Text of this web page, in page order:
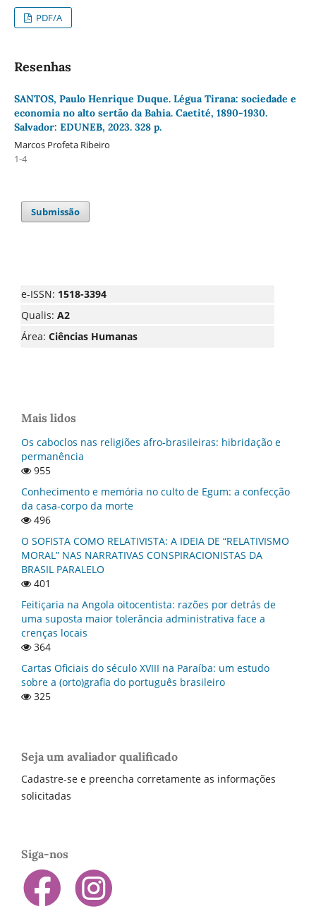
PDF/A
Resenhas
SANTOS, Paulo Henrique Duque. Légua Tirana: sociedade e
economia no alto sertão da Bahia. Caetité, 1890-1930.
Salvador: EDUNEB, 2023. 328 p.
Marcos Profeta Ribeiro
1-4
Submissão
e-ISSN: 1518-3394
Qualis: A2
Área: Ciências Humanas
Mais lidos
Os caboclos nas religiões afro-brasileiras: hibridação e
permanência
955
Conhecimento e memória no culto de Egum: a confecção
da casa-corpo da morte
496
O SOFISTA COMO RELATIVISTA: A IDEIA DE “RELATIVISMO
MORAL” NAS NARRATIVAS CONSPIRACIONISTAS DA
BRASIL PARALELO
401
Feitiçaria na Angola oitocentista: razões por detrás de
uma suposta maior tolerância administrativa face a
crenças locais
364
Cartas Oficiais do século XVIII na Paraí­ba: um estudo
sobre a (orto)grafia do português brasileiro
325
Seja um avaliador qualificado
Cadastre-se e preencha corretamente as informações
solicitadas
Siga-nos